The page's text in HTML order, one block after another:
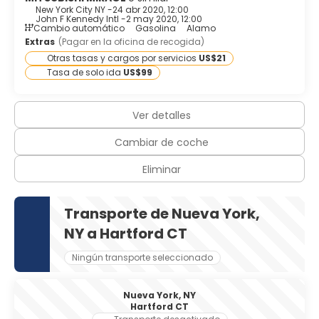
New York City NY -24 abr 2020, 12:00
John F Kennedy Intl -2 may 2020, 12:00
Cambio automático Gasolina
Alamo
Extras (Pagar en la oficina de recogida)
Otras tasas y cargos por servicios US$21
Tasa de solo ida US$99
Ver detalles
Cambiar de coche
Eliminar
Transporte de Nueva York,
NY a Hartford CT
Ningún transporte seleccionado
Nueva York, NY
Hartford CT